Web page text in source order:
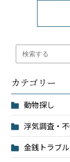
カテゴリー
動物探し
浮気調査・
金銭トラブル